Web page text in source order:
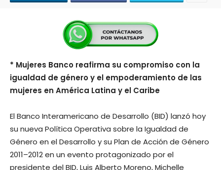
* Mujeres Banco reafirma su compromiso con la
igualdad de género y el empoderamiento de las
mujeres en América Latina y el Caribe
El Banco Interamericano de Desarrollo (BID) lanzó hoy
su nueva Política Operativa sobre la Igualdad de
Género en el Desarrollo y su Plan de Acción de Género
2011–2012 en un evento protagonizado por el
presidente del BID, Luis Alberto Moreno, Michelle